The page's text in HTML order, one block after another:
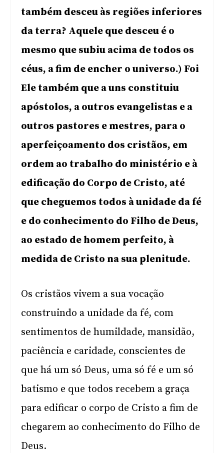
também desceu às regiões inferiores
da terra? Aquele que desceu é o
mesmo que subiu acima de todos os
céus, a fim de encher o universo.) Foi
Ele também que a uns constituiu
apóstolos, a outros evangelistas e a
outros pastores e mestres, para o
aperfeiçoamento dos cristãos, em
ordem ao trabalho do ministério e à
edificação do Corpo de Cristo, até
que cheguemos todos à unidade da fé
e do conhecimento do Filho de Deus,
ao estado de homem perfeito, à
medida de Cristo na sua plenitude.
Os cristãos vivem a sua vocação
construindo a unidade da fé, com
sentimentos de humildade, mansidão,
paciência e caridade, conscientes de
que há um só Deus, uma só fé e um só
batismo e que todos recebem a graça
para edificar o corpo de Cristo a fim de
chegarem ao conhecimento do Filho de
Deus.